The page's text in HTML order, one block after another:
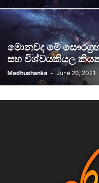
මොනවද මේ
සහ විශ්වයකියල
Madhushanka - June 20, 2021